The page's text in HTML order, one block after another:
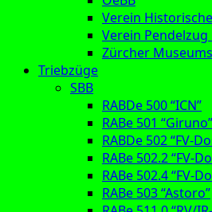
Verein
Verein
Zürcher
Triebzüge
SBB
RABDe 500 “ICN”
RABe 501 “Giruno”
RABDe 502 “FV-
RABe 502.2 “FV-
RABe 502.4 “FV-
RABe 503 “Astoro”